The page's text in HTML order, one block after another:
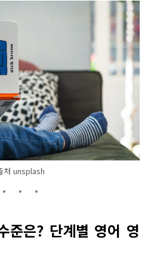
처 unsplash
준은? 단계별 영어 영